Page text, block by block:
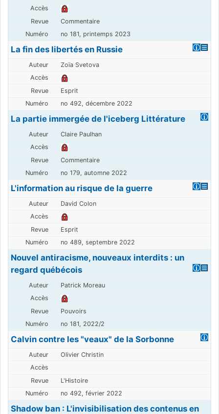
Commentaire
no 181, printemps 2023
La fin des libertés en Russie
Zoïa Svetova
Esprit
no 492, décembre 2022
La partie immergée de l'iceberg Littérature
Claire Paulhan
Commentaire
no 179, automne 2022
L'information au risque de la guerre
David Colon
Esprit
no 489, septembre 2022
Nouvel antiracisme, nouveaux interdits : un
regard québécois
Patrick Moreau
Pouvoirs
no 181, 2022/2
Calvin contre les "veaux" de la Sorbonne
Olivier Christin
L'Histoire
no 492, février 2022
Shadow ban : L'invisibilisation des contenus en